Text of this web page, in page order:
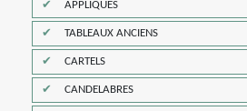
APPLIQUES
TABLEAUX ANCIENS
CARTELS
CANDELABRES